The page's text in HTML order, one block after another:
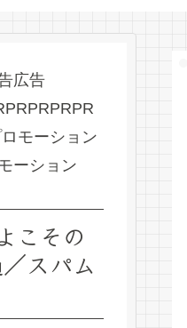
広告
モーション
ーション
こその
スパム